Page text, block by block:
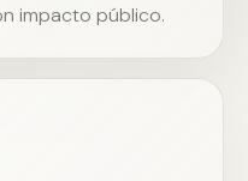
impacto público.